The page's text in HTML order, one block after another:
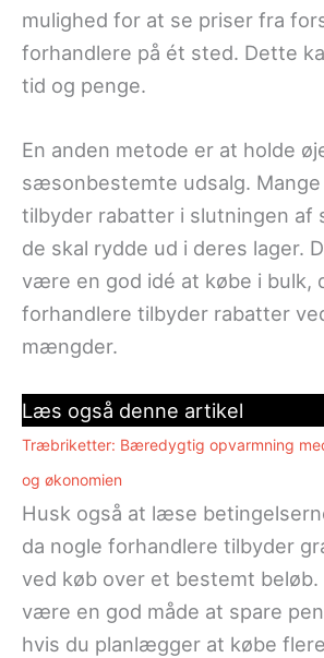
mulighed for at se priser fra
forhandlere på ét sted. Dette
tid og penge.
En anden metode er at holde
sæsonbestemte udsalg.
tilbyder rabatter i slutningen af
de skal rydde ud i deres lager.
være en god idé at købe i bulk,
forhandlere tilbyder rabatter
mængder.
Læs også denne artikel
Træbriketter: Bæredygtig opvarmning
og økonomien
Husk også at læse
da nogle forhandlere tilbyder
ved køb over et bestemt beløb.
være en god måde at spare
hvis du planlægger at købe